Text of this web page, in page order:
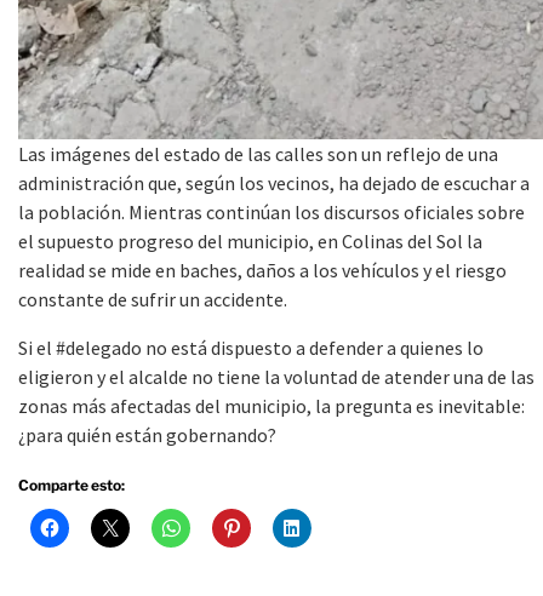
Las imágenes del estado de las calles son un reflejo de una
administración que, según los vecinos, ha dejado de escuchar a
la población. Mientras continúan los discursos oficiales sobre
el supuesto progreso del municipio, en Colinas del Sol la
realidad se mide en baches, daños a los vehículos y el riesgo
constante de sufrir un accidente.
Si el #delegado no está dispuesto a defender a quienes lo
eligieron y el alcalde no tiene la voluntad de atender una de las
zonas más afectadas del municipio, la pregunta es inevitable:
¿para quién están gobernando?
Comparte esto: